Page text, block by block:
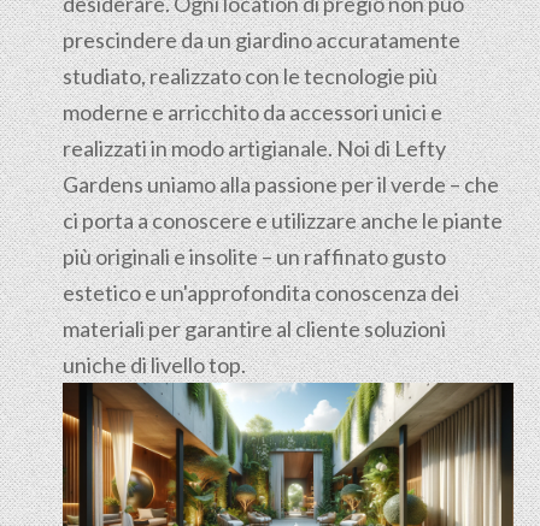
prescindere da un giardino accuratamente
studiato, realizzato con le tecnologie più
moderne e arricchito da accessori unici e
realizzati in modo artigianale. Noi di Lefty
Gardens uniamo alla passione per il verde – che
ci porta a conoscere e utilizzare anche le piante
più originali e insolite – un raffinato gusto
estetico e un'approfondita conoscenza dei
materiali per garantire al cliente soluzioni
uniche di livello top.